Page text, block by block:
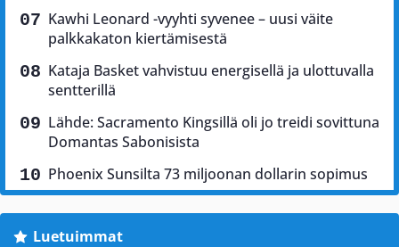
Kawhi Leonard -vyyhti syvenee – uusi väite
palkkakaton kiertämisestä
Kataja Basket vahvistuu energisellä ja ulottuvalla
sentterillä
Lähde: Sacramento Kingsillä oli jo treidi sovittuna
Domantas Sabonisista
Phoenix Sunsilta 73 miljoonan dollarin sopimus
Luetuimmat